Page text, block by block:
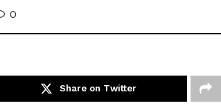
0
Share on Twitter